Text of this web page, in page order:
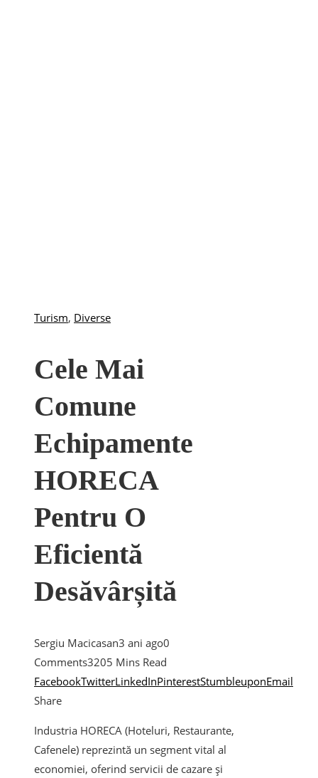
Turism, Diverse
Cele Mai
Comune
Echipamente
HORECA
Pentru O
Eficientă
Desăvârșită
Sergiu Macicasan3 ani ago0
Comments3205 Mins Read
FacebookTwitterLinkedInPinterestStumbleuponEmail
Share
Industria HORECA (Hoteluri, Restaurante,
Cafenele) reprezintă un segment vital al
economiei, oferind servicii de cazare și